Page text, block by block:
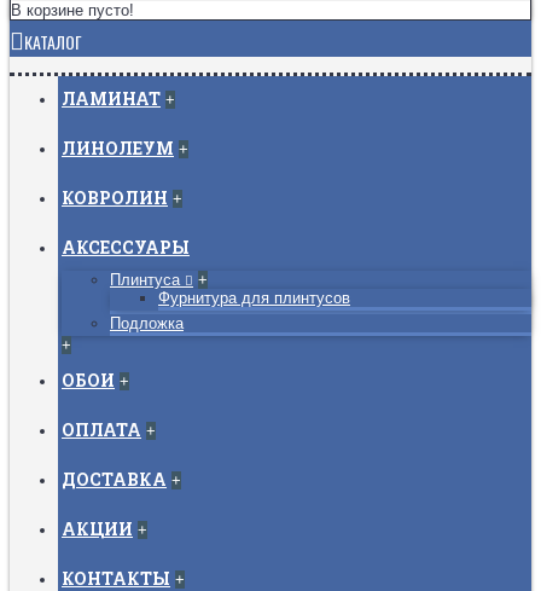
В корзине пусто!
КАТАЛОГ
ЛАМИНАТ +
ЛИНОЛЕУМ +
КОВРОЛИН +
АКСЕССУАРЫ
Плинтуса
+
Фурнитура для плинтусов
Подложка
+
ОБОИ +
ОПЛАТА +
ДОСТАВКА +
АКЦИИ +
КОНТАКТЫ +